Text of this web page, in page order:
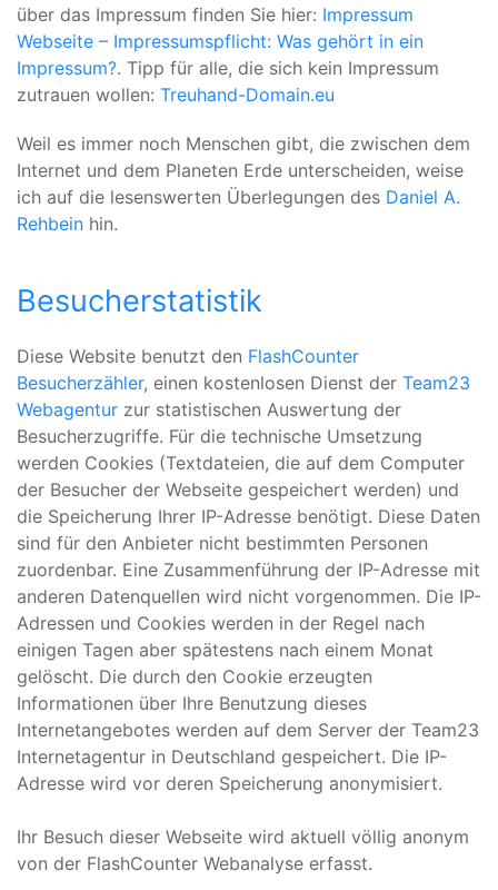
über das Impressum finden Sie hier: Impressum
Webseite – Impressumspflicht: Was gehört in ein
Impressum?. Tipp für alle, die sich kein Impressum
zutrauen wollen: Treuhand-Domain.eu
Weil es immer noch Menschen gibt, die zwischen dem
Internet und dem Planeten Erde unterscheiden, weise
ich auf die lesenswerten Überlegungen des Daniel A.
Rehbein hin.
Besucherstatistik
Diese Website benutzt den FlashCounter
Besucherzähler, einen kostenlosen Dienst der Team23
Webagentur zur statistischen Auswertung der
Besucherzugriffe. Für die technische Umsetzung
werden Cookies (Textdateien, die auf dem Computer
der Besucher der Webseite gespeichert werden) und
die Speicherung Ihrer IP-Adresse benötigt. Diese Daten
sind für den Anbieter nicht bestimmten Personen
zuordenbar. Eine Zusammenführung der IP-Adresse mit
anderen Datenquellen wird nicht vorgenommen. Die IP-
Adressen und Cookies werden in der Regel nach
einigen Tagen aber spätestens nach einem Monat
gelöscht. Die durch den Cookie erzeugten
Informationen über Ihre Benutzung dieses
Internetangebotes werden auf dem Server der Team23
Internetagentur in Deutschland gespeichert. Die IP-
Adresse wird vor deren Speicherung anonymisiert.
Ihr Besuch dieser Webseite wird aktuell völlig anonym
von der FlashCounter Webanalyse erfasst.